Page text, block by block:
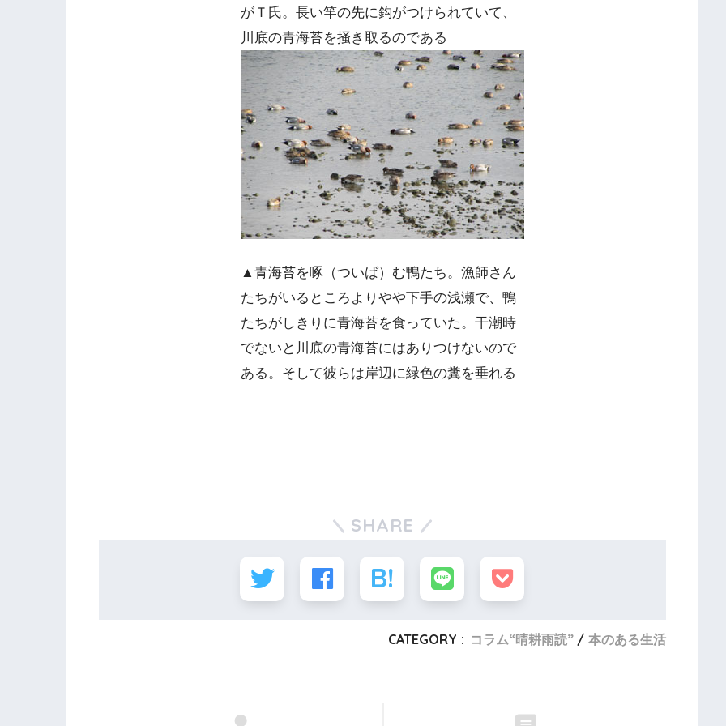
がＴ氏。長い竿の先に鈎がつけられていて、
川底の青海苔を掻き取るのである
▲青海苔を啄（ついば）む鴨たち。漁師さん
たちがいるところよりやや下手の浅瀬で、鴨
たちがしきりに青海苔を食っていた。干潮時
でないと川底の青海苔にはありつけないので
ある。そして彼らは岸辺に緑色の糞を垂れる
SHARE
CATEGORY : コラム“晴耕雨読” 本のある生活